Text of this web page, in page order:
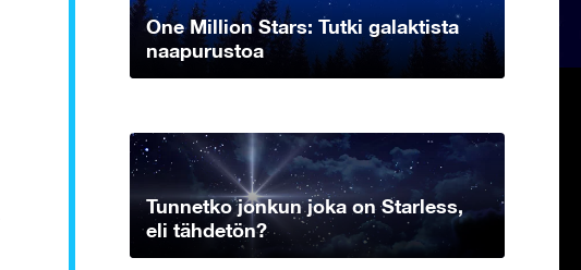
One Million Stars: Tutki galaktista
naapurustoa
Tunnetko jonkun joka on Starless,
eli tähdetön?